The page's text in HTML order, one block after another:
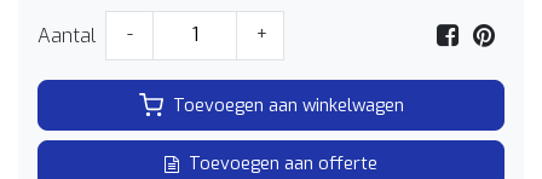
Aantal - +
Toevoegen aan winkelwagen
Toevoegen aan offerte